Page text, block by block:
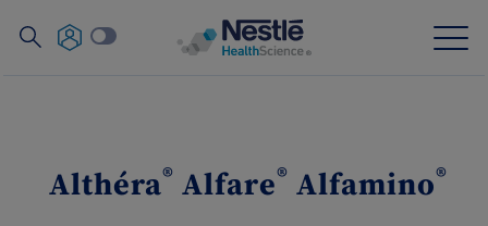
Search
for
Althéra® Alfare® Alfamino®